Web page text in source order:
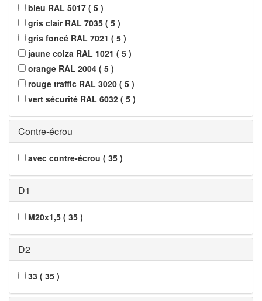
bleu RAL 5017 ( 5 )
gris clair RAL 7035 ( 5 )
gris foncé RAL 7021 ( 5 )
jaune colza RAL 1021 ( 5 )
orange RAL 2004 ( 5 )
rouge traffic RAL 3020 ( 5 )
vert sécurité RAL 6032 ( 5 )
Contre-écrou
avec contre-écrou ( 35 )
D1
M20x1,5 ( 35 )
D2
33 ( 35 )